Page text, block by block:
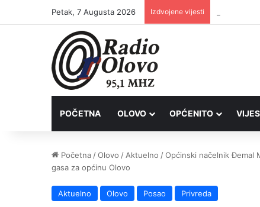
Petak, 7 Augusta 2026 Izdvojene vijesti
POČETNA OLOVO OPĆENITO
Početna /Olovo / Aktuelno /Općinski načelnik Đemal
gasa za općinu Olovo
Aktuelno Olovo Posao Privreda